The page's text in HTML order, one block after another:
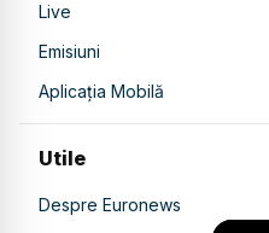
Live
Emisiuni
Aplicația Mobilă
Utile
Despre Euronews